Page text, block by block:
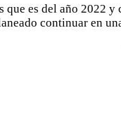
es del año 2022
continuar en